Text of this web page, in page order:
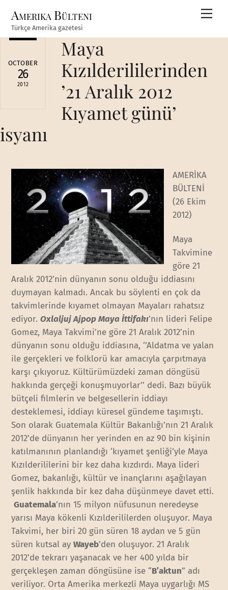
content
Amerika Bülteni
Türkçe Amerika gazetesi
OCTOBER
26
2012
Maya
Kızılderililerinden
’21 Aralık 2012
Kıyamet günü’
isyanı
AMERİKA
BÜLTENİ
(26 Ekim
2012)
Maya
Takvimine
göre 21
Aralık 2012’nin dünyanın sonu olduğu iddiasını
duymayan kalmadı. Ancak bu söylenti en çok da
takvimlerinde kıyamet olmayan Mayaları rahatsız
ediyor.Oxlaljuj Ajpop Maya İttifakı’nın lideri Felipe
Gomez, Maya Takvimi’ne göre 21 Aralık 2012’nin
dünyanın sonu olduğu iddiasına, ‘’Aldatma ve yalan
ile gerçekleri ve folklorü kar amacıyla çarpıtmaya
karşı çıkıyoruz. Kültürümüzdeki zaman döngüsü
hakkında gerçeği konuşmuyorlar’’ dedi. Bazı büyük
bütçeli filmlerin ve belgesellerin iddiayı
desteklemesi, iddiayı küresel gündeme taşımıştı.
Son olarak Guatemala Kültür Bakanlığı’nın 21 Aralık
2012’de dünyanın her yerinden en az 90 bin kişinin
katılmanının planlandığı ‘kıyamet şenliği’yle Maya
Kızılderililerini bir kez daha kızdırdı. Maya lideri
Gomez, bakanlığı, kültür ve inançlarını aşağılayan
şenlik hakkında bir kez daha düşünmeye davet etti.
Guatemala’nın 15 milyon nüfusunun neredeyse
yarısı Maya kökenli Kızılderililerden oluşuyor. Maya
Takvimi, her biri 20 gün süren 18 aydan ve 5 gün
süren kutsal ayWayeb’den oluşuyor. 21 Aralık
2012’de tekrarı yaşanacak ve her 400 yılda bir
gerçekleşen zaman döngüsüne ise “B’aktun” adı
veriliyor. Orta Amerika merkezli Maya uygarlığı MS